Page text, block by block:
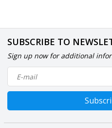
SUBSCRIBE TO
Sign up now for additional